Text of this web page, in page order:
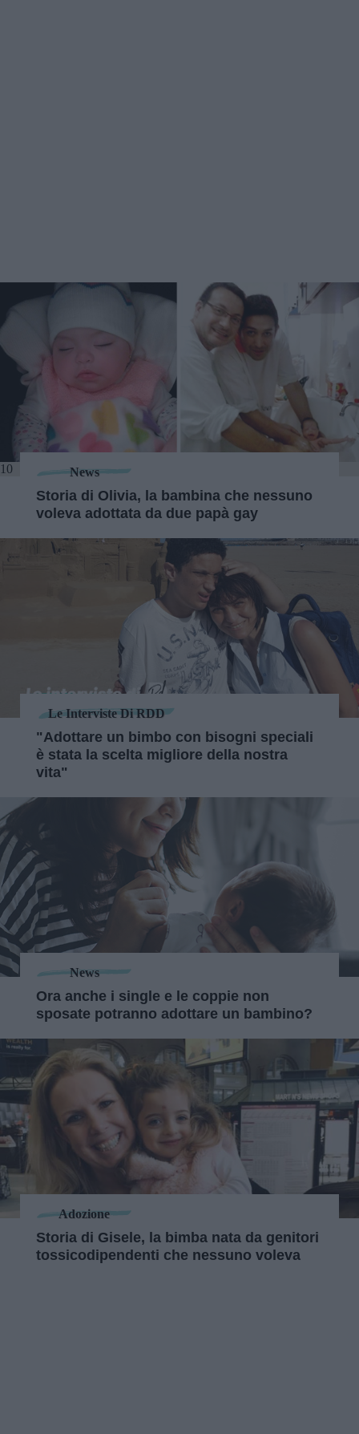
10 News
Storia di Olivia, la bambina che nessuno
voleva adottata da due papà gay
Le Interviste Di RDD
"Adottare un bimbo con bisogni speciali
è stata la scelta migliore della nostra
vita"
News
Ora anche i single e le coppie non
sposate potranno adottare un bambino?
Adozione
Storia di Gisele, la bimba nata da genitori
tossicodipendenti che nessuno voleva